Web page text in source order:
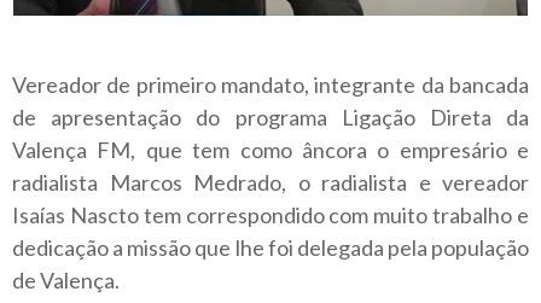
Vereador de primeiro mandato, integrante da bancada
de apresentação do programa Ligação Direta da
Valença FM, que tem como âncora o empresário e
radialista Marcos Medrado, o radialista e vereador
Isaías Nascto tem correspondido com muito trabalho e
dedicação a missão que lhe foi delegada pela população
de Valença.